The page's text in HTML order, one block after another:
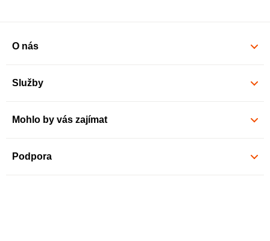
O nás
Služby
Mohlo by vás zajímat
Podpora